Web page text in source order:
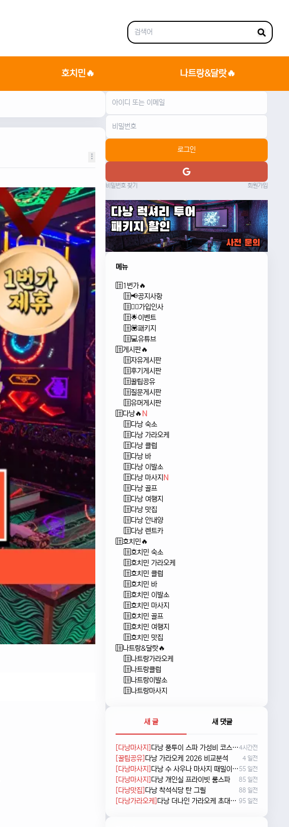
호치민🔥 나트랑&달랏🔥
로그인
비밀번호 찾기 회원가입
메뉴
1번가🔥
📢공지사항
🙇‍♂️가입인사
🌟이벤트
💟패키지
💻유튜브
게시판🔥
자유게시판
후기게시판
꿀팁공유
질문게시판
유머게시판
다낭🔥 N
다낭 숙소
다낭 가라오케
다낭 클럽
다낭 바
다낭 이발소
다낭 마사지 N
다낭 골프
다낭 여행지
다낭 맛집
다낭 안내양
다낭 렌트카
호치민🔥
호치민 숙소
호치민 가라오케
호치민 클럽
호치민 바
호치민 이발소
호치민 마사지
호치민 골프
호치민 여행지
호치민 맛집
나트랑&달랏🔥
나트랑가라오케
나트랑클럽
나트랑이발소
나트랑마사지
새 글 새 댓글
[다낭마사지] 다낭 풍투이 스파 가성비 코스 새로 나왔네요4시간전
[꿀팁공유] 다낭 가라오케 2026 비교분석 4 일전
[다낭마사지] 다낭 수 사우나 마사지 때밀이 및 누루 예약방법 55 일전
[다낭마사지] 다낭 개인실 프라이빗 룸스파 85 일전
[다낭맛집] 다낭 착석식당 탄 그릴 88 일전
[다낭가라오케] 다낭 더나인 가라오케 초대형 신상 karaoke 95 일전